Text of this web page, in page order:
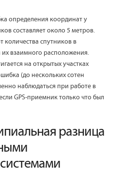
определения координат у
составляет около 5 метров.
количества спутников в
взаимного расположения.
на открытых участках
(до нескольких сотен
наблюдаться при работе в
GPS-приемник только что был
разница